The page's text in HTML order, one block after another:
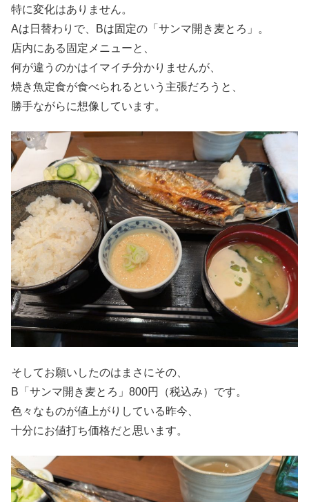
特に変化はありません。
Aは日替わりで、Bは固定の「サンマ開き麦とろ」。
店内にある固定メニューと、
何が違うのかはイマイチ分かりませんが、
焼き魚定食が食べられるという主張だろうと、
勝手ながらに想像しています。
そしてお願いしたのはまさにその、
B「サンマ開き麦とろ」800円（税込み）です。
色々なものが値上がりしている昨今、
十分にお値打ち価格だと思います。